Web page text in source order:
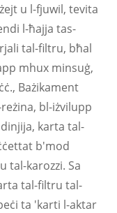
u l-fjuwil, tevita
l-ħajja tas-
tal-filtru, bħal
mhux minsuġ,
Bażikament
bl-iżvilupp
karta tal-
b'mod
tal-karozzi. Sa
tal-filtru tal-
ta 'karti l-aktar